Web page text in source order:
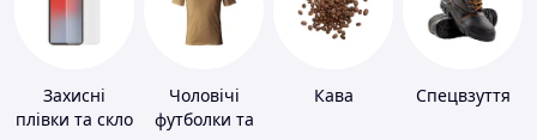
Захисні
плівки та скло
Чоловічі
футболки та
Кава Спецвзуття